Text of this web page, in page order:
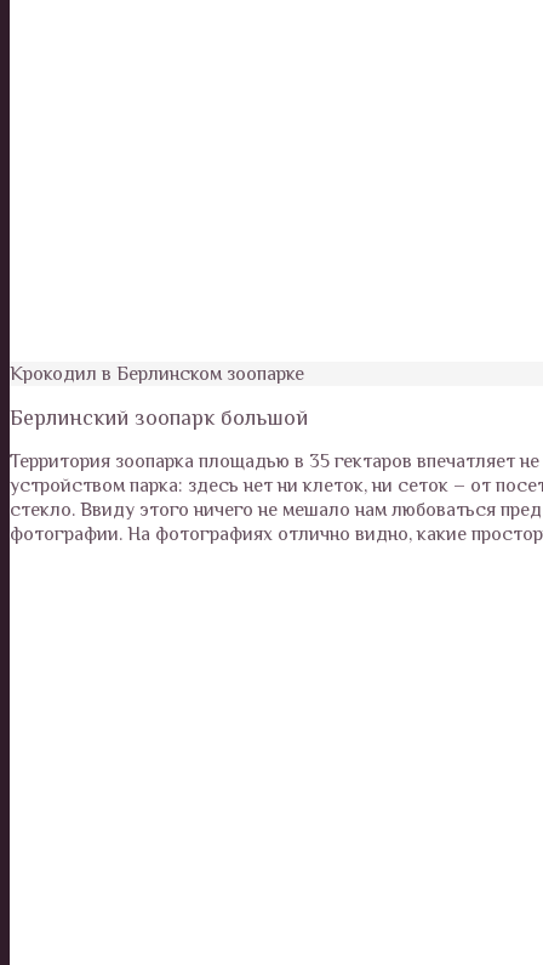
Крокодил в Берлинском зоопарке
Берлинский зоопарк большой
Территория зоопарка площадью в 35 гектаров впечатляет
устройством парка: здесь нет ни клеток, ни сеток – от
стекло. Ввиду этого ничего не мешало нам любоваться
фотографии. На фотографиях отлично видно, какие